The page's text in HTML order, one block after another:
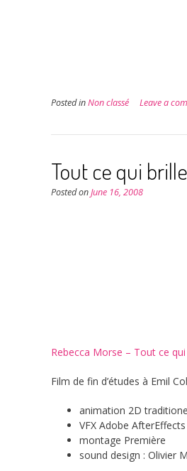
Posted inNon classé Leave a
Tout ce qui
Posted onJune 16, 2008
Rebecca Morse – Tout ce
Film de fin d’études à Emil
animation 2D
VFX Adobe AfterEffects
montage Première
sound design : Olivier